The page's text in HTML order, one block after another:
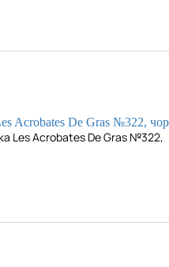
Les Acrobates De Gras №322,